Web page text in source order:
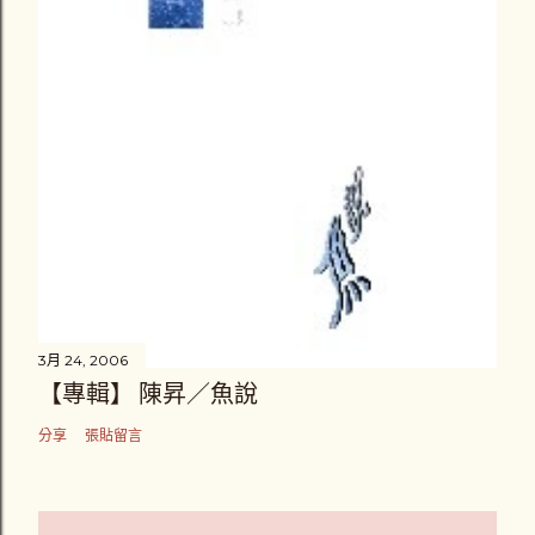
3月 24, 2006
【專輯】 陳昇／魚說
分享 張貼留言